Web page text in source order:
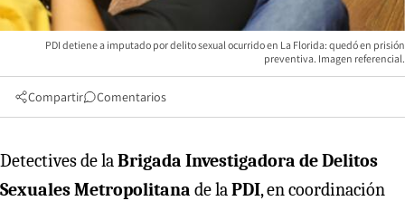
PDI detiene a imputado por delito sexual ocurrido en La Florida: quedó en prisión
preventiva. Imagen referencial.
Compartir Comentarios
Detectives de laBrigada Investigadora de Delitos
Sexuales Metropolitana de laPDI, en coordinación